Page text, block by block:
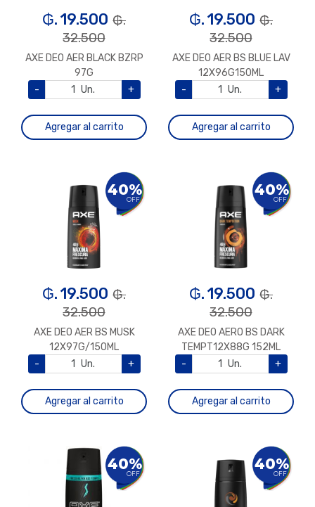
₲. 19.500 ₲.
32.500
AXE DEO AER BLACK BZRP
97G
-
Un. +
Agregar al carrito
₲. 19.500 ₲.
32.500
AXE DEO AER BS BLUE LAV
12X96G150ML
-
Un. +
Agregar al carrito
40%
OFF
₲. 19.500 ₲.
32.500
AXE DEO AER BS MUSK
12X97G/150ML
-
Un. +
Agregar al carrito
40%
OFF
₲. 19.500 ₲.
32.500
AXE DEO AERO BS DARK
TEMPT12X88G 152ML
-
Un. +
Agregar al carrito
40%
OFF
40%
OFF